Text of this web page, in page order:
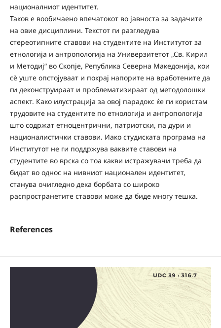
националниот идентитет.
Таков е вообичаено впечатокот во јавноста за задачите
на овие дисциплини. Текстот ги разгледува
стереотипните ставови на студентите на Институтот за
етнологија и антропологија на Универзитетот „Св. Кирил
и Методиј“ во Скопје, Република Северна Македонија, кои
сè уште опстојуваат и покрај напорите на вработените да
ги деконструираат и проблематизираат од методолошки
аспект. Како илустрација за овој парадокс ќе ги користам
трудовите на студентите по етнологија и антропологија
што содржат етноцентрични, патриотски, па дури и
националистички ставови. Иако студиската програма на
Институтот не ги поддржува ваквите ставови на
студентите во врска со тоа какви истражувачи треба да
бидат во однос на нивниот национален идентитет,
станува очигледно дека борбата со широко
распространетите ставови може да биде многу тешка.
References